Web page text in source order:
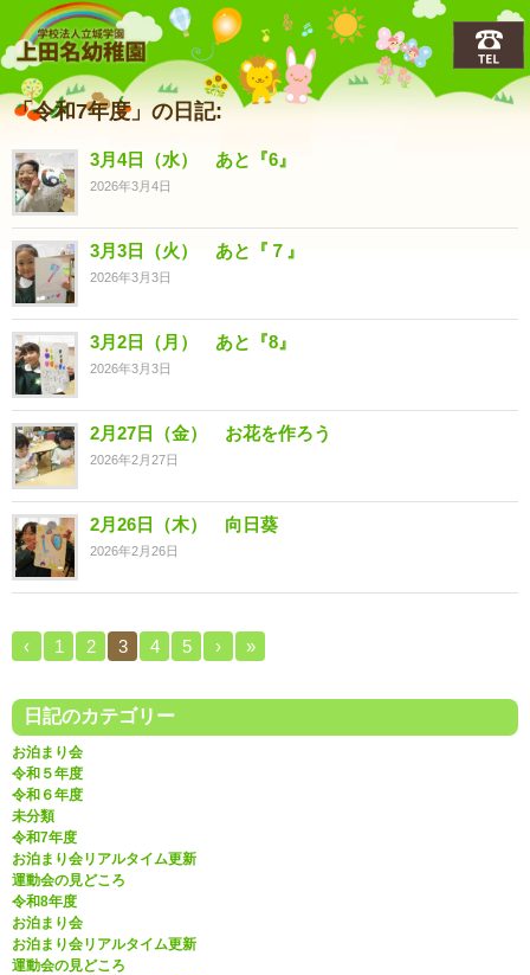
上田名(うえだな)幼稚園
「令和7年度」の日記:
3月4日（水） あと『6』
2026年3月4日
3月3日（火） あと『７』
2026年3月3日
3月2日（月） あと『8』
2026年3月3日
2月27日（金） お花を作ろう
2026年2月27日
2月26日（木） 向日葵
2026年2月26日
‹ 1 2 3 4 5 › »
日記のカテゴリー
お泊まり会
令和５年度
令和６年度
未分類
令和7年度
お泊まり会リアルタイム更新
運動会の見どころ
令和8年度
お泊まり会
お泊まり会リアルタイム更新
運動会の見どころ